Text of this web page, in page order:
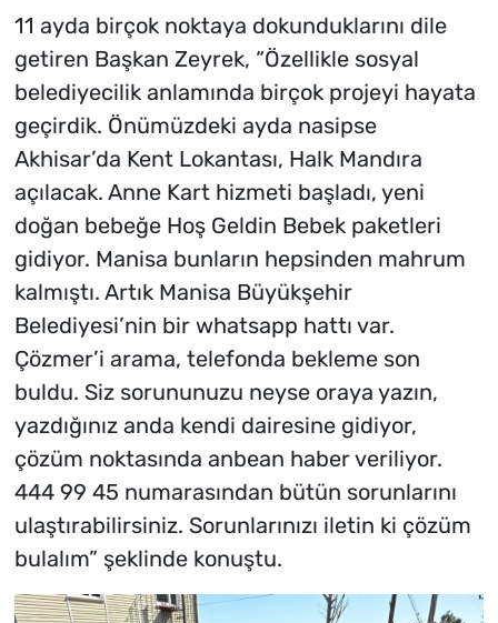
11 ayda birçok noktaya dokunduklarını dile
getiren Başkan Zeyrek, “Özellikle sosyal
belediyecilik anlamında birçok projeyi hayata
geçirdik. Önümüzdeki ayda nasipse
Akhisar’da Kent Lokantası, Halk Mandıra
açılacak. Anne Kart hizmeti başladı, yeni
doğan bebeğe Hoş Geldin Bebek paketleri
gidiyor. Manisa bunların hepsinden mahrum
kalmıştı. Artık Manisa Büyükşehir
Belediyesi’nin bir whatsapp hattı var.
Çözmer’i arama, telefonda bekleme son
buldu. Siz sorununuzu neyse oraya yazın,
yazdığınız anda kendi dairesine gidiyor,
çözüm noktasında anbean haber veriliyor.
444 99 45 numarasından bütün sorunlarını
ulaştırabilirsiniz. Sorunlarınızı iletin ki çözüm
bulalım” şeklinde konuştu.